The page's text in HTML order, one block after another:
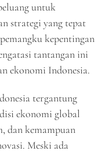
untuk
strategi yang tepat
kepentingan
tantangan ini
ekonomi Indonesia.
tergantung
ekonomi global
dan kemampuan
Meski ada